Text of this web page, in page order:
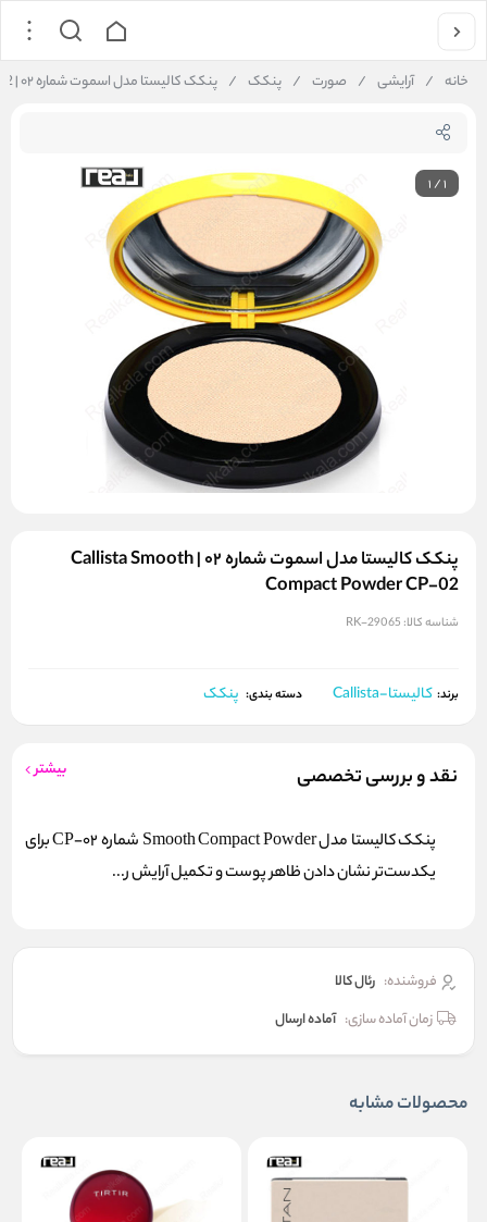
خانه / آرایشی / صورت / پنکک / پنکک کالیستا مدل اسموت شماره ۰۲ | Callista Smooth Compact Powder CP-02
1/1
پنکک کالیستا مدل اسموت شماره ۰۲ | Callista Smooth
Compact Powder CP-02
شناسه کالا: RK-29065
برند: کالیستا-Callista دسته بندی: پنکک
نقد و بررسی تخصصی بیشتر
پنکک کالیستا مدل Smooth Compact Powder شماره CP-02 برای
یکدست‌تر نشان دادن ظاهر پوست و تکمیل آرایش ر...
فروشنده: رئال كالا
زمان آماده سازی: آماده ارسال
محصولات مشابه